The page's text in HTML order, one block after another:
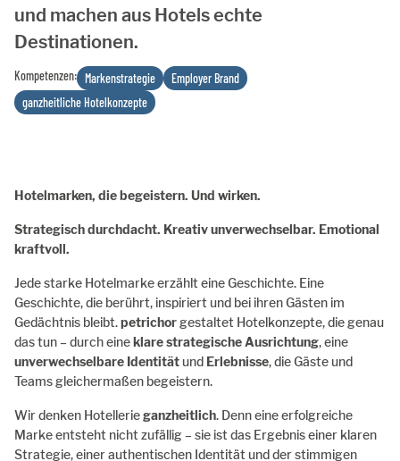
und machen aus Hotels echte
Destinationen.
Kompetenzen: Markenstrategie
Employer Brand
ganzheitliche Hotelkonzepte
Hotelmarken, die begeistern. Und wirken.
Strategisch durchdacht. Kreativ unverwechselbar. Emotional
kraftvoll.
Jede starke Hotelmarke erzählt eine Geschichte. Eine
Geschichte, die berührt, inspiriert und bei ihren Gästen im
Gedächtnis bleibt.petrichor gestaltet Hotelkonzepte, die genau
das tun – durch eineklare strategische Ausrichtung, eine
unverwechselbare Identität und Erlebnisse, die Gäste und
Teams gleichermaßen begeistern.
Wir denken Hotellerieganzheitlich. Denn eine erfolgreiche
Marke entsteht nicht zufällig – sie ist das Ergebnis einer klaren
Strategie, einer authentischen Identität und der stimmigen